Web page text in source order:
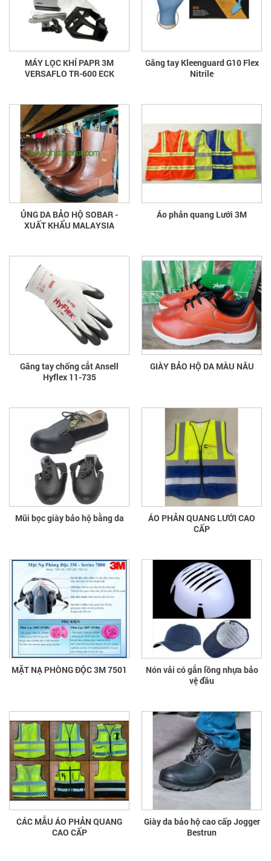
MÁY LỌC KHÍ PAPR 3M
VERSAFLO TR-600 ECK
Găng tay Kleenguard G10 Flex
Nitrile
ỦNG DA BẢO HỘ SOBAR -
XUẤT KHẨU MALAYSIA
Áo phản quang Lưới 3M
Găng tay chống cắt Ansell
Hyflex 11-735
GIÀY BẢO HỘ DA MÀU NÂU
Mũi bọc giày bảo hộ bằng da
ÁO PHẢN QUANG LƯỚI CAO
CẤP
MẶT NẠ PHÒNG ĐỘC 3M 7501
Nón vải có gắn lồng nhựa bảo
vệ đầu
CÁC MẪU ÁO PHẢN QUANG
CAO CẤP
Giày da bảo hộ cao cấp Jogger
Bestrun